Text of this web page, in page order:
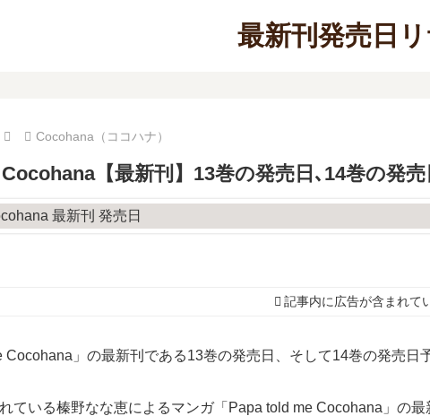
最新刊発売日
Cocohana（ココハナ）
【最新刊】13巻の発売日､14巻の発
記事内に広告が含まれて
Cocohana」の最新刊である13巻の発売日、そして14巻の発売日
ている榛野なな恵によるマンガ「Papa told me Cocohana」の最